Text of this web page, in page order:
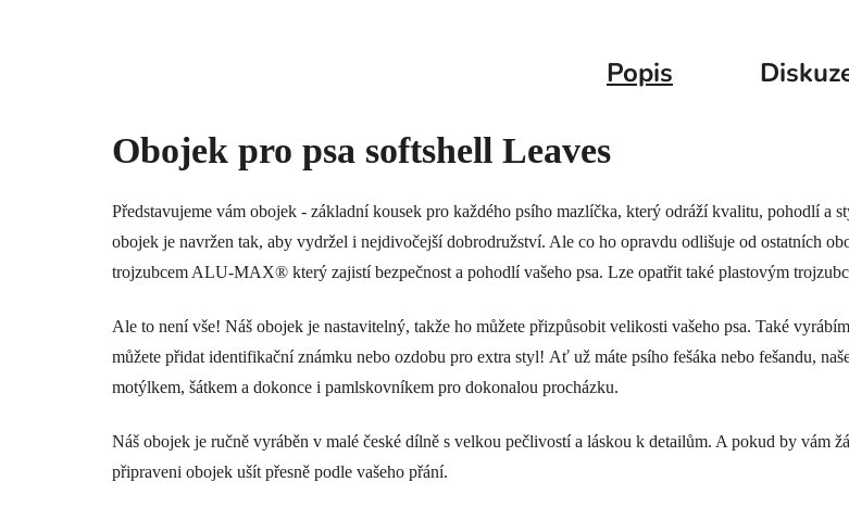
Popis
Obojek pro psa softshell Leaves
Představujeme vám obojek - základní kousek pro každého psího mazlíčka, který odráží kvalitu, pohodlí a
obojek je navržen tak, aby vydržel i nejdivočejší dobrodružství. Ale co ho opravdu odlišuje od ostatních
trojzubcem ALU-MAX® který zajistí bezpečnost a pohodlí vašeho psa. Lze opatřit také plastovým
Ale to není vše! Náš obojek je nastavitelný, takže ho můžete přizpůsobit velikosti vašeho psa. Také
můžete přidat identifikační známku nebo ozdobu pro extra styl! Ať už máte psího fešáka nebo fešandu,
motýlkem, šátkem a dokonce i pamlskovníkem pro dokonalou procházku.
Náš obojek je ručně vyráběn v malé české dílně s velkou pečlivostí a láskou k detailům. A pokud by vám
připraveni obojek ušít přesně podle vašeho přání.